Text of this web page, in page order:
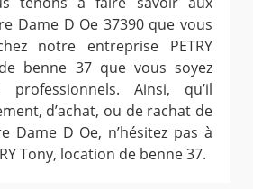
Dame D Oe 37390 que vous
notre entreprise PETRY
benne 37 que vous soyez
Ainsi, qu’il
d’achat, ou de rachat de
Dame D Oe, n’hésitez pas à
Tony, location de benne 37.